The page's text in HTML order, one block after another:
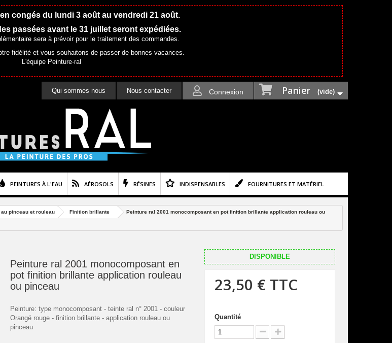
congés du lundi 3 août au vendredi 21 août.
passées avant le 31 juillet seront expédiées.
sera à prévoir pour le traitement des commandes.
fidélité et vous souhaitons de passer de bonnes vacances.
L'équipe Peinture-ral
Panier (vide)
Connexion
Nous contacter
Qui sommes nous
PEINTURES À L'EAU AÉROSOLS RÉSINES INDISPENSABLES FOURNITURES ET MATÉRIEL
pinceau et rouleau Finition brillante Peinture ral 2001 monocomposant en pot finition brillante application rouleau ou
Peinture ral 2001 monocomposant en
pot finition brillante application rouleau
ou pinceau
Peinture: type monocomposant - teinte ral n° 2001 - couleur
Orangé rouge - finition brillante - application rouleau ou
pinceau
DISPONIBLE
23,50 € TTC
Quantité